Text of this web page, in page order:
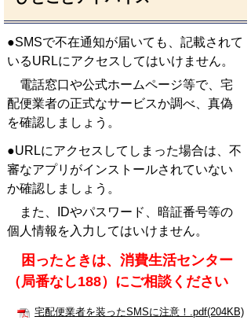
●SMSで不在通知が届いても、記載されて
いるURLにアクセスしてはいけません。
電話窓口や公式ホームページ等で、宅
配便業者の正式なサービスか調べ、真偽
を確認しましょう。
●URLにアクセスしてしまった場合は、不
審なアプリがインストールされていない
か確認しましょう。
また、IDやパスワード、暗証番号等の
個人情報を入力してはいけません。
困ったときは、消費生活センター
（局番なし188）にご相談ください
宅配便業者を装ったSMSに注意！.pdf(204KB)